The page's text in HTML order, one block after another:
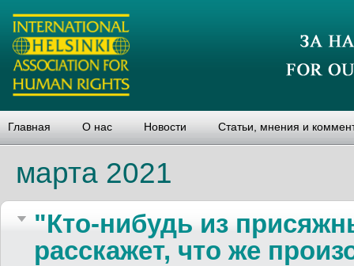
Главная О нас Новости Статьи, мнения и
марта 2021
"Кто-нибудь из
расскажет, что же